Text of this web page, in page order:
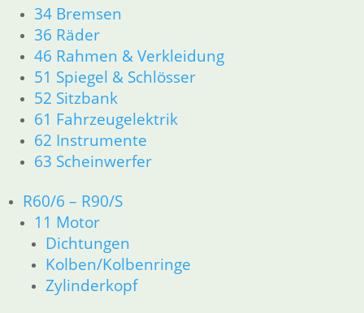
34 Bremsen
36 Räder
46 Rahmen & Verkleidung
51 Spiegel & Schlösser
52 Sitzbank
61 Fahrzeugelektrik
62 Instrumente
63 Scheinwerfer
R60/6 – R90/S
11 Motor
Dichtungen
Kolben/Kolbenringe
Zylinderkopf
Zahnrad 5 G. Zwischenwelle
nach 4/82 mit X
0,00€
Artikelnummer: 1242996X
inkl. MwSt.
zzgl.Versandkosten
In den Warenkorb
Zahnrad 5 G. mit X
115,00€
Artikelnummer: 1242992
inkl. MwSt.
zzgl.Versandkosten